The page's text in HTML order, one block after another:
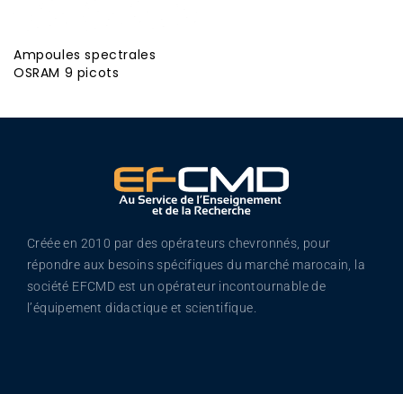
Ampoules spectrales
OSRAM 9 picots
Créée en 2010 par des opérateurs chevronnés, pour
répondre aux besoins spécifiques du marché marocain, la
société EFCMD est un opérateur incontournable de
l’équipement didactique et scientifique.